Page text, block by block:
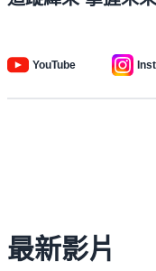
YouTube
最新影片